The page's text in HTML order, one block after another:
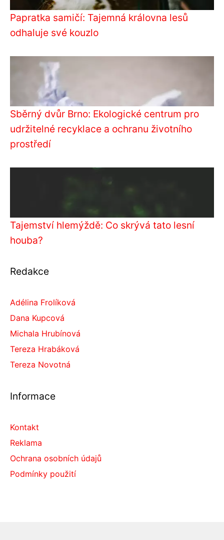
Papratka samičí: Tajemná královna lesů
odhaluje své kouzlo
Sběrný dvůr Brno: Ekologické centrum pro
udržitelné recyklace a ochranu životního
prostředí
Tajemství hlemýždě: Co skrývá tato lesní
houba?
Redakce
Adélina Frolíková
Dana Kupcová
Michala Hrubínová
Tereza Hrabáková
Tereza Novotná
Informace
Kontakt
Reklama
Ochrana osobních údajů
Podmínky použití